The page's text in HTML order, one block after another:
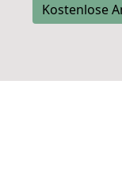
Kostenlose